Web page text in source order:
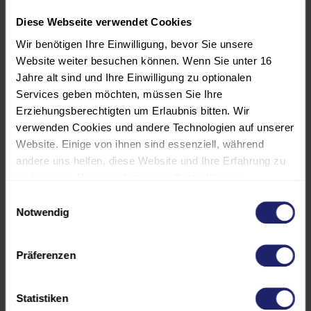
Diese Webseite verwendet Cookies
Wir benötigen Ihre Einwilligung, bevor Sie unsere
Website weiter besuchen können. Wenn Sie unter 16
Jahre alt sind und Ihre Einwilligung zu optionalen
Services geben möchten, müssen Sie Ihre
Erziehungsberechtigten um Erlaubnis bitten. Wir
verwenden Cookies und andere Technologien auf unserer
Website. Einige von ihnen sind essenziell, während
andere uns helfen, diese Website und Ihre Erfahrung zu
personalisierte Anzeigen und Inhalte oder die Messung
von Anzeigen und Inhalten. Weitere Informationen über
Datenschutzerklärung. Es besteht keine Verpflichtung, in
Angebot zu nutzen. Sie können Ihre Auswahl jederzeit
Notwendig
Präferenzen
Statistiken
Dabei lernen Sie:
Tasks zu erstellen und zu
koordinieren
(Temperaturmessung, Logging,
Displayausgabe)
Nebenläufigkeit und
Synchronisation über Semaphore,
Periodische Tasks effizient zu
Latenz oder Jitter zu erkennen
Tasks zu implementieren